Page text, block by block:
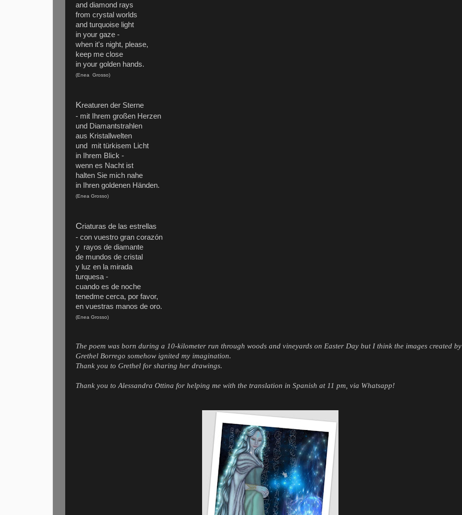
and diamond rays
from crystal worlds
and turquoise light
in your gaze -
when it's night, please,
keep me close
in your golden hands.
(Enea Grosso)
Kreaturen der Sterne
- mit Ihrem großen Herzen
und Diamantstrahlen
aus Kristallwelten
und mit türkisem Licht
in Ihrem Blick -
wenn es Nacht ist
halten Sie mich nahe
in Ihren goldenen Händen.
(Enea Grosso)
Criaturas de las estrellas
- con vuestro gran corazón
y rayos de diamante
de mundos de cristal
y luz en la mirada
turquesa -
cuando es de noche
tenedme cerca, por favor,
en vuestras manos de oro.
(Enea Grosso)
The poem was born during a 10-kilometer run through woods and vineyards on Easter Day but I think the images created by
Grethel Borrego somehow ignited my imagination.
Thank you to Grethel for sharing her drawings.
Thank you to Alessandra Ottina for helping me with the translation in Spanish at 11 pm, via Whatsapp!